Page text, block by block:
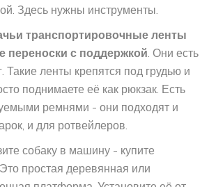
Здесь нужны инструменты.
транспортировочные ленты
переноски с поддержкой. Они есть
Такие ленты крепятся под грудью и
поднимаете её как рюкзак. Есть
ремнями - они подходят и
и для ротвейлеров.
собаку в машину - купите
простая деревянная или